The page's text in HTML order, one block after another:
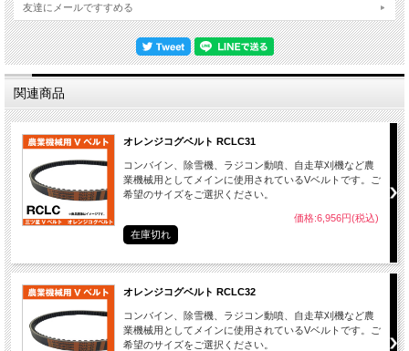
友達にメールですすめる
関連商品
オレンジコグベルト RCLC31
コンバイン、除雪機、ラジコン動噴、自走草刈機など農
業機械用としてメインに使用されているVベルトです。ご
希望のサイズをご選択ください。
価格:6,956円(税込)
在庫切れ
オレンジコグベルト RCLC32
コンバイン、除雪機、ラジコン動噴、自走草刈機など農
業機械用としてメインに使用されているVベルトです。ご
希望のサイズをご選択ください。